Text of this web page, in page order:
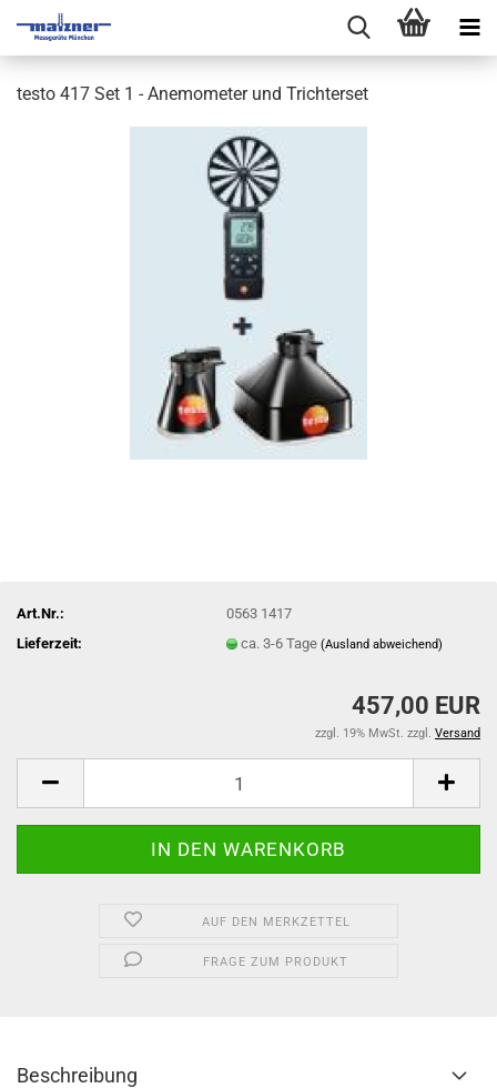
testo 417 Set 1 - Anemometer und Trichterset
Art.Nr.:
0563 1417
Lieferzeit:
ca. 3-6 Tage(Ausland abweichend)
457,00 EUR
zzgl. 19% MwSt. zzgl. Versand
AUF DEN MERKZETTEL
FRAGE ZUM PRODUKT
Beschreibung